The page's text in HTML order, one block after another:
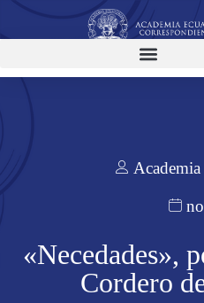
«Necedades»,
Cordero